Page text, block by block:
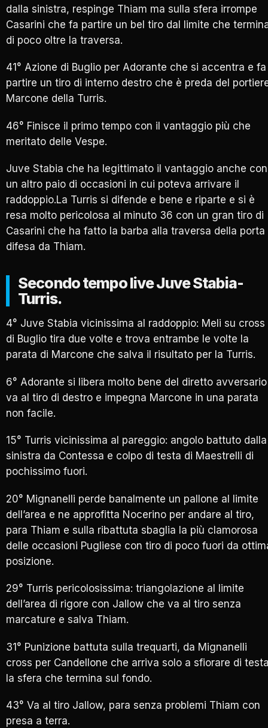
dalla sinistra, respinge Thiam ma sulla sfera irrompe
Casarini che fa partire un bel tiro dal limite che
di poco oltre la traversa.
41° Azione di Buglio per Adorante che si accentra e fa
partire un tiro di interno destro che è preda del
Marcone della Turris.
46° Finisce il primo tempo con il vantaggio più che
meritato delle Vespe.
Juve Stabia che ha legittimato il vantaggio anche con
un altro paio di occasioni in cui poteva arrivare il
raddoppio.La Turris si difende e bene e riparte e si è
resa molto pericolosa al minuto 36 con un gran tiro di
Casarini che ha fatto la barba alla traversa della porta
difesa da Thiam.
Secondo tempo live Juve Stabia-
Turris.
4° Juve Stabia vicinissima al raddoppio: Meli su cross
di Buglio tira due volte e trova entrambe le volte la
parata di Marcone che salva il risultato per la Turris.
6° Adorante si libera molto bene del diretto
va al tiro di destro e impegna Marcone in una parata
non facile.
15° Turris vicinissima al pareggio: angolo battuto dalla
sinistra da Contessa e colpo di testa di Maestrelli di
pochissimo fuori.
20° Mignanelli perde banalmente un pallone al limite
dell’area e ne approfitta Nocerino per andare al tiro,
para Thiam e sulla ribattuta sbaglia la più clamorosa
delle occasioni Pugliese con tiro di poco fuori da
posizione.
29° Turris pericolosissima: triangolazione al limite
dell’area di rigore con Jallow che va al tiro senza
marcature e salva Thiam.
31° Punizione battuta sulla trequarti, da Mignanelli
cross per Candellone che arriva solo a sfiorare di
la sfera che termina sul fondo.
43° Va al tiro Jallow, para senza problemi Thiam con
presa a terra.